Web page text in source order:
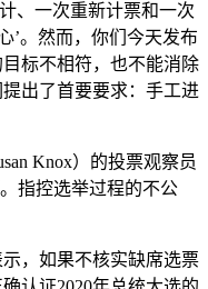
、一次重新计票和一次
’。然而，你们今天发布
标不相符，也不能消除
出了首要要求：手工进
Knox）的投票观察员
指控选举过程的不公
，如果不核实缺席选票